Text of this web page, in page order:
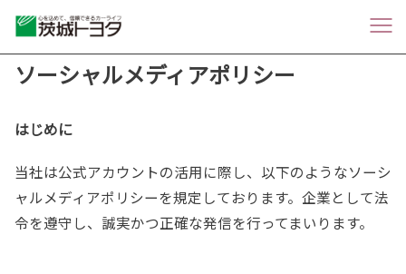
ソーシャルメディアポリシー
はじめに
当社は公式アカウントの活用に際し、以下のようなソーシ
ャルメディアポリシーを規定しております。企業として法
令を遵守し、誠実かつ正確な発信を行ってまいります。